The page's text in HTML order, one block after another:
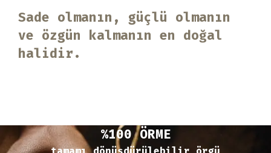
Sade olmanın, güçlü olmanın
ve özgün kalmanın en doğal
halidir.
%100 ÖRME